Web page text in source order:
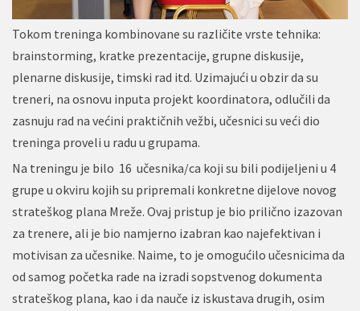
Tokom treninga kombinovane su različite vrste tehnika:
brainstorming, kratke prezentacije, grupne diskusije,
plenarne diskusije, timski rad itd. Uzimajući u obzir da su
treneri, na osnovu inputa projekt koordinatora, odlučili da
zasnuju rad na većini praktičnih vežbi, učesnici su veći dio
treninga proveli u radu u grupama.
Na treningu je bilo 16 učesnika/ca koji su bili podijeljeni u 4
grupe u okviru kojih su pripremali konkretne dijelove novog
strateškog plana Mreže. Ovaj pristup je bio prilično izazovan
za trenere, ali je bio namjerno izabran kao najefektivan i
motivisan za učesnike. Naime, to je omogućilo učesnicima da
od samog početka rade na izradi sopstvenog dokumenta
strateškog plana, kao i da nauče iz iskustava drugih, osim